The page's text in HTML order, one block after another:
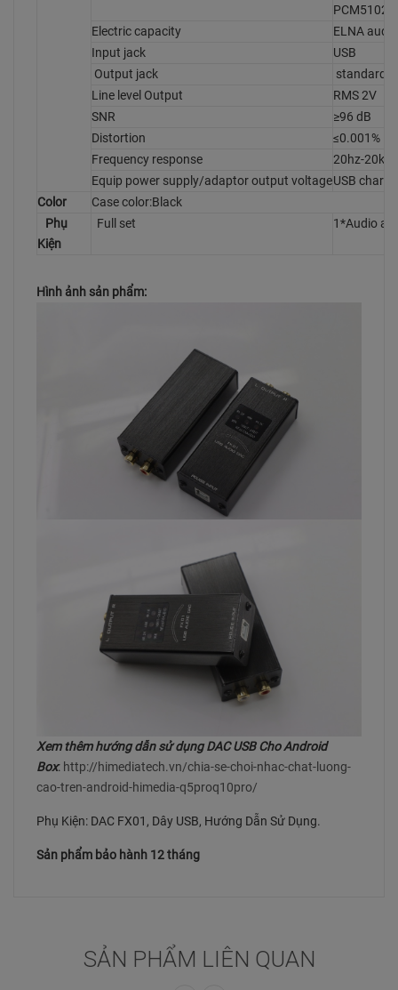
Electric capacity
ELNA
Input jack
USB
Output jack
standard
Line level Output
RMS 2V
SNR
≥96 dB
Distortion
≤0.001%
Frequency response
20hz-20khz
Equip power supply/adaptor output voltageUSB charge
Color
Case color:Black
Phụ
Kiện
Full set 1*Audio
Hình ảnh sản phẩm:
Xem thêm hướng dẫn sử dụng DAC USB Cho Android
Box: http://himediatech.vn/chia-se-choi-nhac-chat-luong-
cao-tren-android-himedia-q5proq10pro/
Phụ Kiện: DAC FX01, Dây USB, Hướng Dẫn Sử Dụng.
Sản phẩm bảo hành 12 tháng
SẢN PHẨM LIÊN QUAN